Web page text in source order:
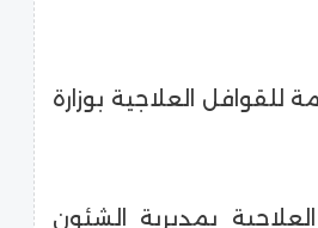
للقوافل العلاجية بوزارة
بمديرية الشئون